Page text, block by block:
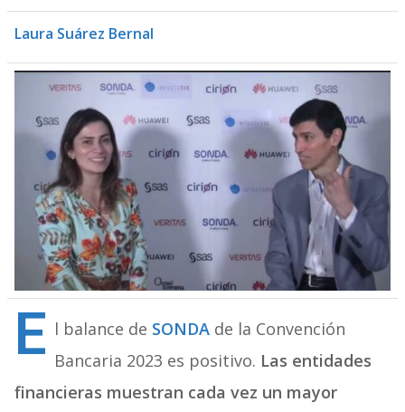
Laura Suárez Bernal
E l balance de SONDAde la Convención
Bancaria 2023 es positivo. Las entidades
financieras muestran cada vez un mayor